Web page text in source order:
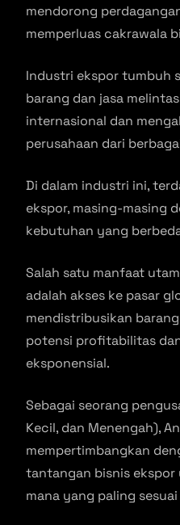
mendorong
memperluas cakrawala
Industri ekspor tumbuh
barang dan jasa
internasional dan
perusahaan dari
Di dalam industri ini,
ekspor, masing-masing
kebutuhan yang
Salah satu manfaat
adalah akses ke pasar
mendistribusikan
potensi profitabilitas
eksponensial.
Sebagai seorang
Kecil, dan Menengah),
mempertimbangkan
tantangan bisnis
mana yang paling